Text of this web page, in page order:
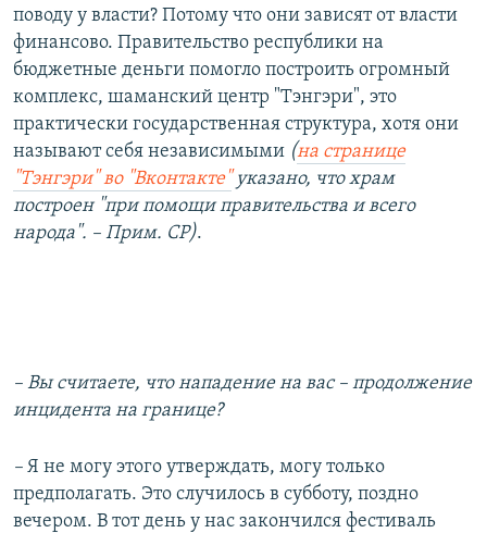
поводу у власти? Потому что они зависят от власти
финансово. Правительство республики на
бюджетные деньги помогло построить огромный
комплекс, шаманский центр "Тэнгэри", это
практически государственная структура, хотя они
называют себя независимыми (на странице
"Тэнгэри" во "Вконтакте"указано, что храм
построен "при помощи правительства и всего
народа". – Прим. СР).
– Вы считаете, что нападение на вас – продолжение
инцидента на границе?
– Я не могу этого утверждать, могу только
предполагать. Это случилось в субботу, поздно
вечером. В тот день у нас закончился фестиваль